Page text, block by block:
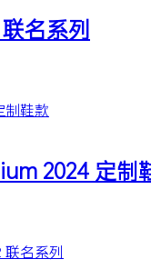
名系列
2024 定制